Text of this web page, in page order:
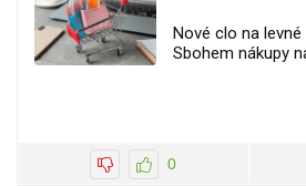
Nové clo na levné
Sbohem nákupy
0